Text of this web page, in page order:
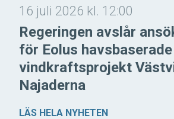
16 juli 2026 kl. 12:00
Regeringen avslår
för Eolus havsbaserade
vindkraftsprojekt
Najaderna
LÄS HELA NYHETEN